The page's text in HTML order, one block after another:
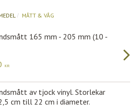
MÅTT & VÅG
165 mm - 205 mm (10 -
KR
av tjock vinyl. Storlekar
cm till 22 cm i diameter.